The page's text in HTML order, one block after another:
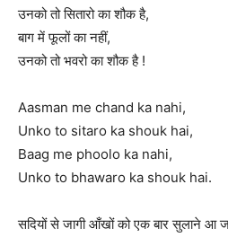
उनको तो सितारो का शौक है,
बाग में फूलों का नहीं,
उनको तो भवरो का शौक है !
Aasman me chand ka nahi,
Unko to sitaro ka shouk hai,
Baag me phoolo ka nahi,
Unko to bhawaro ka shouk hai.
सदियों से जागी आँखों को एक बार सुलाने आ